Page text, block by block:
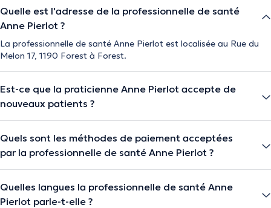
Quelle est l'adresse de la professionnelle de santé
Anne Pierlot ?
La professionnelle de santé Anne Pierlot est localisée au Rue du
Melon 17, 1190 Forest à Forest.
Est-ce que la praticienne Anne Pierlot accepte de
nouveaux patients ?
Quels sont les méthodes de paiement acceptées
par la professionnelle de santé Anne Pierlot ?
Quelles langues la professionnelle de santé Anne
Pierlot parle-t-elle ?